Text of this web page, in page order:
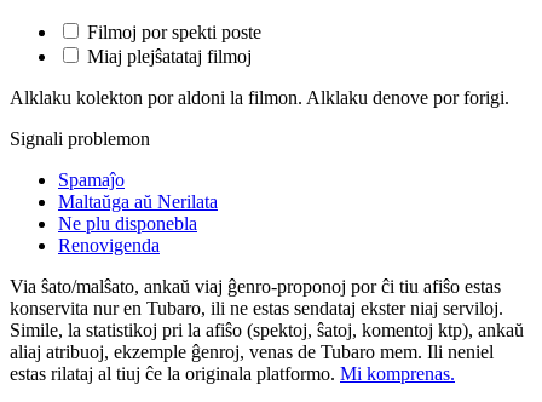
Filmoj por spekti poste
Miaj plejŝatataj filmoj
Alklaku kolekton por aldoni la filmon. Alklaku denove por forigi.
Signali problemon
Spamaĵo
Maltaŭga aŭ Nerilata
Ne plu disponebla
Renovigenda
Via ŝato/malŝato, ankaŭ viaj ĝenro-proponoj por ĉi tiu afiŝo estas
konservita nur en Tubaro, ili ne estas sendataj ekster niaj serviloj.
Simile, la statistikoj pri la afiŝo (spektoj, ŝatoj, komentoj ktp), ankaŭ
aliaj atribuoj, ekzemple ĝenroj, venas de Tubaro mem. Ili neniel
estas rilataj al tiuj ĉe la originala platformo. Mi komprenas.